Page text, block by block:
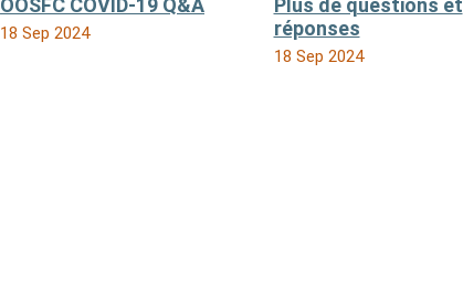
OOSFC COVID-19 Q&A
18 Sep 2024
Plus de questions et
réponses
18 Sep 2024